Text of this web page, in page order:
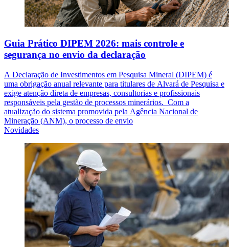
Guia Prático DIPEM 2026: mais controle e
segurança no envio da declaração
A Declaração de Investimentos em Pesquisa Mineral (DIPEM) é
uma obrigação anual relevante para titulares de Alvará de Pesquisa e
exige atenção direta de empresas, consultorias e profissionais
responsáveis pela gestão de processos minerários. Com a
atualização do sistema promovida pela Agência Nacional de
Mineração (ANM), o processo de envio
Novidades